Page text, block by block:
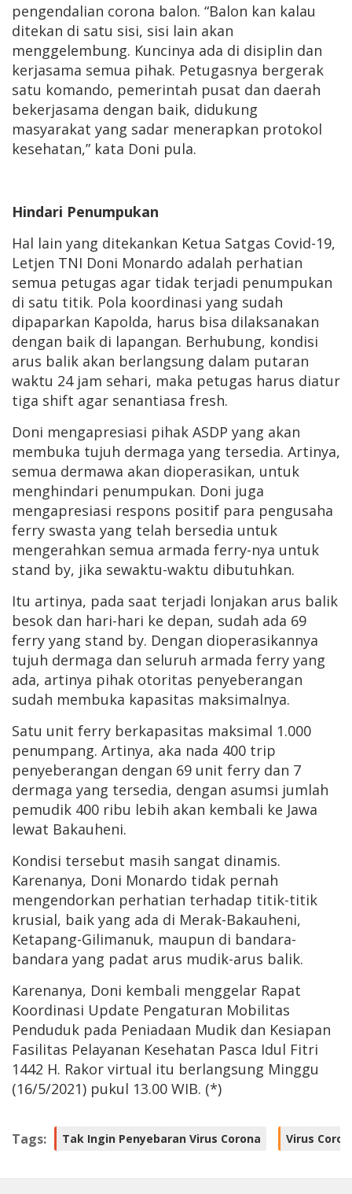
pengendalian corona balon. “Balon kan kalau
ditekan di satu sisi, sisi lain akan
menggelembung. Kuncinya ada di disiplin dan
kerjasama semua pihak. Petugasnya bergerak
satu komando, pemerintah pusat dan daerah
bekerjasama dengan baik, didukung
masyarakat yang sadar menerapkan protokol
kesehatan,” kata Doni pula.
Hindari Penumpukan
Hal lain yang ditekankan Ketua Satgas Covid-19,
Letjen TNI Doni Monardo adalah perhatian
semua petugas agar tidak terjadi penumpukan
di satu titik. Pola koordinasi yang sudah
dipaparkan Kapolda, harus bisa dilaksanakan
dengan baik di lapangan. Berhubung, kondisi
arus balik akan berlangsung dalam putaran
waktu 24 jam sehari, maka petugas harus diatur
tiga shift agar senantiasa fresh.
Doni mengapresiasi pihak ASDP yang akan
membuka tujuh dermaga yang tersedia. Artinya,
semua dermawa akan dioperasikan, untuk
menghindari penumpukan. Doni juga
mengapresiasi respons positif para pengusaha
ferry swasta yang telah bersedia untuk
mengerahkan semua armada ferry-nya untuk
stand by, jika sewaktu-waktu dibutuhkan.
Itu artinya, pada saat terjadi lonjakan arus balik
besok dan hari-hari ke depan, sudah ada 69
ferry yang stand by. Dengan dioperasikannya
tujuh dermaga dan seluruh armada ferry yang
ada, artinya pihak otoritas penyeberangan
sudah membuka kapasitas maksimalnya.
Satu unit ferry berkapasitas maksimal 1.000
penumpang. Artinya, aka nada 400 trip
penyeberangan dengan 69 unit ferry dan 7
dermaga yang tersedia, dengan asumsi jumlah
pemudik 400 ribu lebih akan kembali ke Jawa
lewat Bakauheni.
Kondisi tersebut masih sangat dinamis.
Karenanya, Doni Monardo tidak pernah
mengendorkan perhatian terhadap titik-titik
krusial, baik yang ada di Merak-Bakauheni,
Ketapang-Gilimanuk, maupun di bandara-
bandara yang padat arus mudik-arus balik.
Karenanya, Doni kembali menggelar Rapat
Koordinasi Update Pengaturan Mobilitas
Penduduk pada Peniadaan Mudik dan Kesiapan
Fasilitas Pelayanan Kesehatan Pasca Idul Fitri
1442 H. Rakor virtual itu berlangsung Minggu
(16/5/2021) pukul 13.00 WIB. (*)
Tags: Tak Ingin Penyebaran Virus Corona Virus